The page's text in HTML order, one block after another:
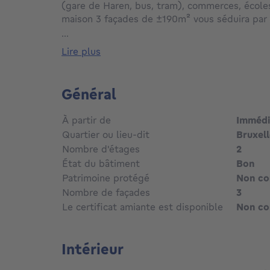
(gare de Haren, bus, tram), commerces,
maison 3 façades de ±190m² vous séduira
Elle se compose comme suit : • Rez-de-
manger/salon), cuisine équipée (15m²) avec
terrasse (30m²+29m²) et un jardin (65m²)
Hall de nuit, 2 chambres (20m² + 17m²), Un
bain (9m²), Wc • 2ème étage : une grande
• Électricité conforme jusqu’en 2041
• Double vitrage dans toute la maison avec
• Espaces intérieurs bien agencés • Maison
Infos & visites au 02 511.10.34
...
lire plus
Général
À partir de
Quartier ou lieu-dit
Nombre d'étages
2
État du bâtiment
Bon
Patrimoine protégé
Non
Nombre de façades
3
Le certificat amiante est disponible
Non
Intérieur